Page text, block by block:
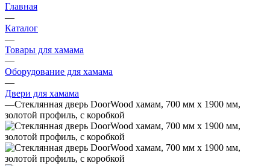
Главная
—
Каталог
—
Товары для хамама
—
Оборудование для хамама
—
Двери для хамама
—Стеклянная дверь DoorWood хамам, 700 мм х 1900 мм,
золотой профиль, с коробкой